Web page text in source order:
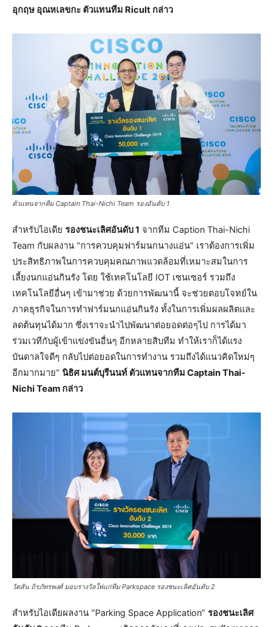
อุกฤษ อุณหเลขกะ ตัวแทนทีม Ricult กล่าว
ตัวแทนจากทีม Captain Thai-Nichi Team รองอันดับ 1
สำหรับไอเดีย รองชนะเลิศอันดับ 1 จากทีม Caption Thai-Nichi
Team กับผลงาน “การควบคุมฟาร์มนกนางแอ่น” เราต้องการเพิ่ม
ประสิทธิภาพในการควบคุมคณภาพแวดล้อมที่เหมาะสมในการ
เลี้ยงนกแอ่นกินรัง โดย ใช้เทคโนโลยี IOT เซนเซอร์ รวมถึง
เทคโนโลยีอื่นๆ เข้ามาช่วย ด้วยการพัฒนานี้ จะช่วยตอบโจทย์ใน
ภาคธุรกิจในการทำฟาร์มนกแอ่นกินรัง ทั้งในการเพิ่มผลผลิตและ
ลดต้นทุนได้มาก ซึ่งเราจะนำไปพัฒนาต่อยอดต่อๆไป การได้มา
ร่วมเวทีกับผู้เข้าแข่งขันอื่นๆ อีกหลายสิบทีม ทำให้เราก็ได้แรง
บันดาลใจดีๆ กลับไปต่อยอดในการทำงาน รวมถึงได้แนวคิดใหม่ๆ
อีกมากมาย” นิธิศ มนต์บุรีนนท์ ตัวแทนจากทีม Captain Thai-
Nichi Team กล่าว
วัตสัน ถิรภัทรพงศ์ มอบรางวัลให่แก่ทีม Parkspace รองชนะเลิศอันดับ 2
สำหรับไอเดียผลงาน “Parking Space Application” รองชนะเลิศ